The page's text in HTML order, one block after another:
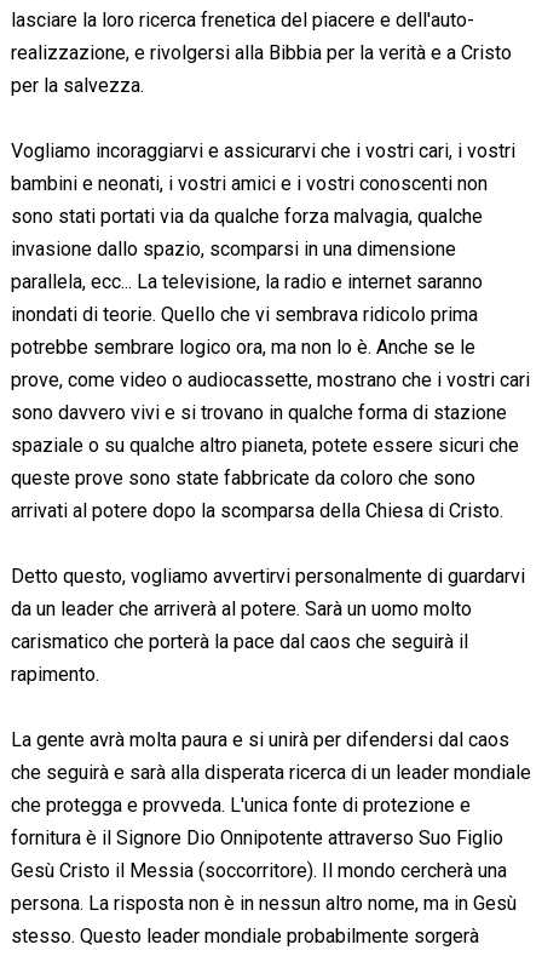
lasciare la loro ricerca frenetica del piacere e dell'auto-
realizzazione, e rivolgersi alla Bibbia per la verità e a Cristo
per la salvezza.
Vogliamo incoraggiarvi e assicurarvi che i vostri cari, i vostri
bambini e neonati, i vostri amici e i vostri conoscenti non
sono stati portati via da qualche forza malvagia, qualche
invasione dallo spazio, scomparsi in una dimensione
parallela, ecc... La televisione, la radio e internet saranno
inondati di teorie. Quello che vi sembrava ridicolo prima
potrebbe sembrare logico ora, ma non lo è. Anche se le
prove, come video o audiocassette, mostrano che i vostri cari
sono davvero vivi e si trovano in qualche forma di stazione
spaziale o su qualche altro pianeta, potete essere sicuri che
queste prove sono state fabbricate da coloro che sono
arrivati al potere dopo la scomparsa della Chiesa di Cristo.
Detto questo, vogliamo avvertirvi personalmente di guardarvi
da un leader che arriverà al potere. Sarà un uomo molto
carismatico che porterà la pace dal caos che seguirà il
rapimento.
La gente avrà molta paura e si unirà per difendersi dal caos
che seguirà e sarà alla disperata ricerca di un leader mondiale
che protegga e provveda. L'unica fonte di protezione e
fornitura è il Signore Dio Onnipotente attraverso Suo Figlio
Gesù Cristo il Messia (soccorritore). Il mondo cercherà una
persona. La risposta non è in nessun altro nome, ma in Gesù
stesso. Questo leader mondiale probabilmente sorgerà